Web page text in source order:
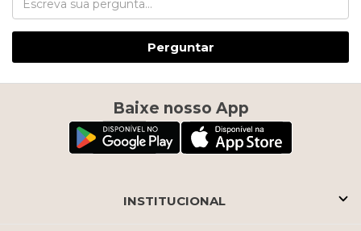
Perguntar
Baixe nosso App
INSTITUCIONAL